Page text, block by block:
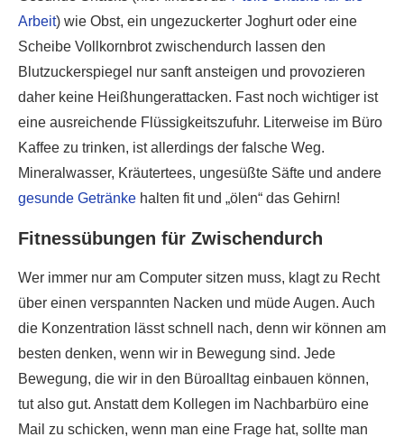
Arbeit) wie Obst, ein ungezuckerter Joghurt oder eine
Scheibe Vollkornbrot zwischendurch lassen den
Blutzuckerspiegel nur sanft ansteigen und provozieren
daher keine Heißhungerattacken. Fast noch wichtiger ist
eine ausreichende Flüssigkeitszufuhr. Literweise im Büro
Kaffee zu trinken, ist allerdings der falsche Weg.
Mineralwasser, Kräutertees, ungesüßte Säfte und andere
gesunde Getränke halten fit und „ölen“ das Gehirn!
Fitnessübungen für Zwischendurch
Wer immer nur am Computer sitzen muss, klagt zu Recht
über einen verspannten Nacken und müde Augen. Auch
die Konzentration lässt schnell nach, denn wir können am
besten denken, wenn wir in Bewegung sind. Jede
Bewegung, die wir in den Büroalltag einbauen können,
tut also gut. Anstatt dem Kollegen im Nachbarbüro eine
Mail zu schicken, wenn man eine Frage hat, sollte man